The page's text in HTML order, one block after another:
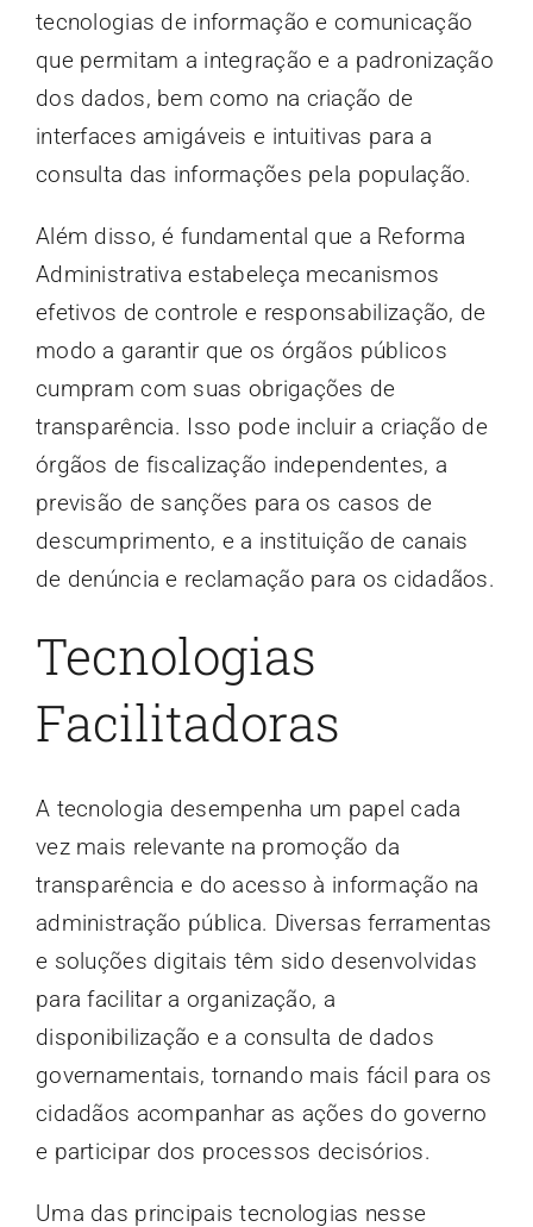
tecnologias de informação e comunicação
que permitam a integração e a padronização
dos dados, bem como na criação de
interfaces amigáveis e intuitivas para a
consulta das informações pela população.
Além disso, é fundamental que a Reforma
Administrativa estabeleça mecanismos
efetivos de controle e responsabilização, de
modo a garantir que os órgãos públicos
cumpram com suas obrigações de
transparência. Isso pode incluir a criação de
órgãos de fiscalização independentes, a
previsão de sanções para os casos de
descumprimento, e a instituição de canais
de denúncia e reclamação para os cidadãos.
Tecnologias
Facilitadoras
A tecnologia desempenha um papel cada
vez mais relevante na promoção da
transparência e do acesso à informação na
administração pública. Diversas ferramentas
e soluções digitais têm sido desenvolvidas
para facilitar a organização, a
disponibilização e a consulta de dados
governamentais, tornando mais fácil para os
cidadãos acompanhar as ações do governo
e participar dos processos decisórios.
Uma das principais tecnologias nesse